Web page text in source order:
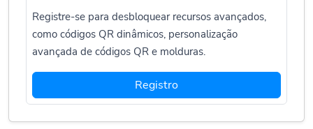
Registre-se para desbloquear recursos avançados,
como códigos QR dinâmicos, personalização
avançada de códigos QR e molduras.
Registro